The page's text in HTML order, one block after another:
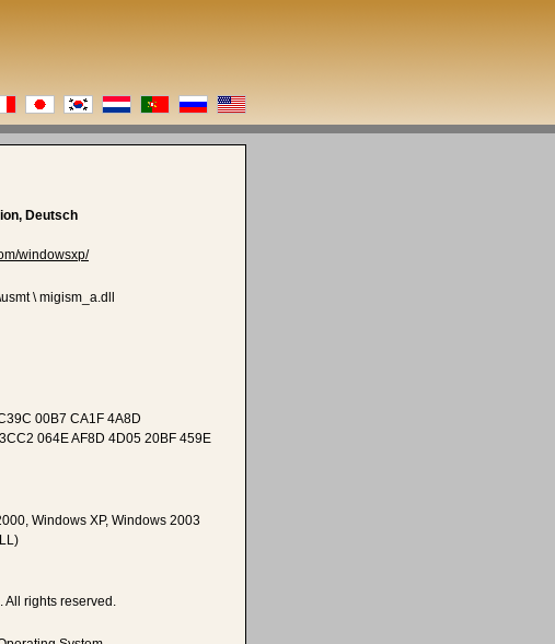
Deutsch
windowsxp/
\ migism_a.dll
00B7 CA1F 4A8D
064E AF8D 4D05 20BF 459E
Windows XP, Windows 2003
rights reserved.